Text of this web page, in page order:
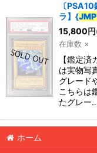
〔
ラ】{
15,800円
在庫数 ×
【鑑定
は実物写
グレード
こちらは
たグレー
ホーム